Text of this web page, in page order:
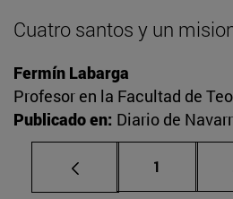
Cuatro santos y un
Fermín Labarga
Profesor en la Facultad de
Publicado en: Diario de
Página
1